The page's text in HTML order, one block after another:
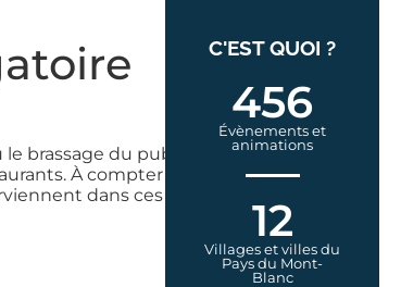
C'EST QUOI ?
456
Évènements et
animations
12
Villages et villes du
Pays du Mont-
Blanc
brassage du public
À compter du
dans ces